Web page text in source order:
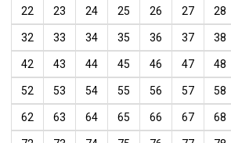
22 23 24 25 26 27 28
32 33 34 35 36 37 38
42 43 44 45 46 47 48
52 53 54 55 56 57 58
62 63 64 65 66 67 68